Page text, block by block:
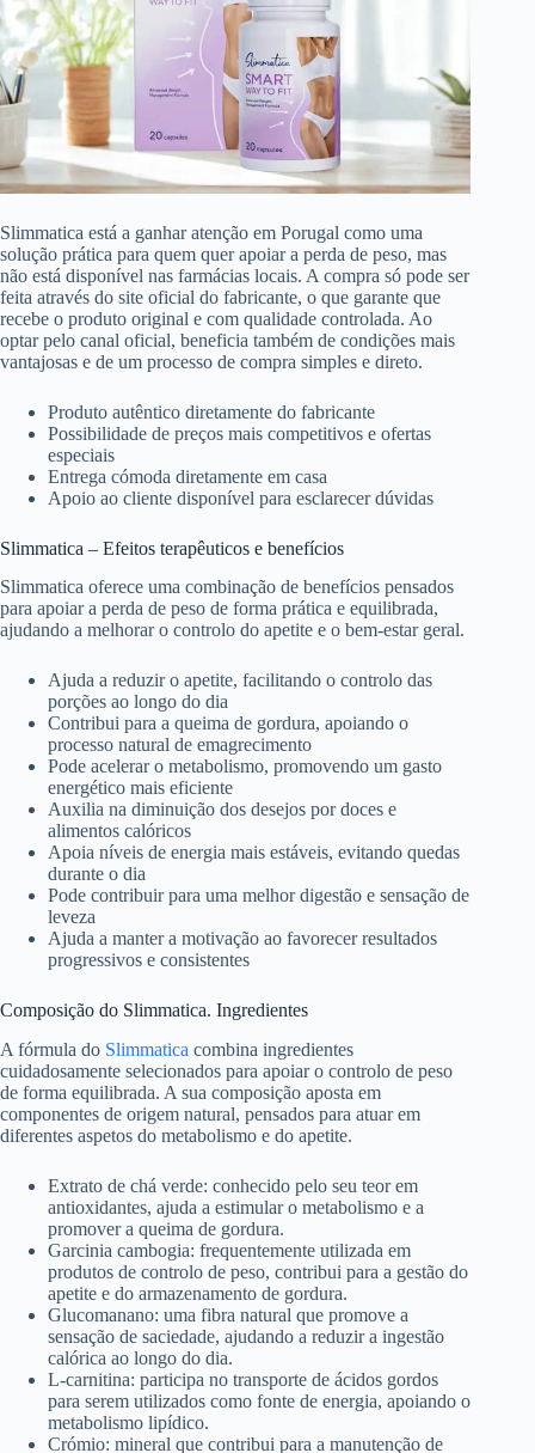
Slimmatica está a ganhar atenção em Porugal como uma
solução prática para quem quer apoiar a perda de peso, mas
não está disponível nas farmácias locais. A compra só pode ser
feita através do site oficial do fabricante, o que garante que
recebe o produto original e com qualidade controlada. Ao
optar pelo canal oficial, beneficia também de condições mais
vantajosas e de um processo de compra simples e direto.
Produto autêntico diretamente do fabricante
Possibilidade de preços mais competitivos e ofertas
especiais
Entrega cómoda diretamente em casa
Apoio ao cliente disponível para esclarecer dúvidas
Slimmatica – Efeitos terapêuticos e benefícios
Slimmatica oferece uma combinação de benefícios pensados
para apoiar a perda de peso de forma prática e equilibrada,
ajudando a melhorar o controlo do apetite e o bem-estar geral.
Ajuda a reduzir o apetite, facilitando o controlo das
porções ao longo do dia
Contribui para a queima de gordura, apoiando o
processo natural de emagrecimento
Pode acelerar o metabolismo, promovendo um gasto
energético mais eficiente
Auxilia na diminuição dos desejos por doces e
alimentos calóricos
Apoia níveis de energia mais estáveis, evitando quedas
durante o dia
Pode contribuir para uma melhor digestão e sensação de
leveza
Ajuda a manter a motivação ao favorecer resultados
progressivos e consistentes
Composição do Slimmatica. Ingredientes
A fórmula do Slimmatica combina ingredientes
cuidadosamente selecionados para apoiar o controlo de peso
de forma equilibrada. A sua composição aposta em
componentes de origem natural, pensados para atuar em
diferentes aspetos do metabolismo e do apetite.
Extrato de chá verde: conhecido pelo seu teor em
antioxidantes, ajuda a estimular o metabolismo e a
promover a queima de gordura.
Garcinia cambogia: frequentemente utilizada em
produtos de controlo de peso, contribui para a gestão do
apetite e do armazenamento de gordura.
Glucomanano: uma fibra natural que promove a
sensação de saciedade, ajudando a reduzir a ingestão
calórica ao longo do dia.
L-carnitina: participa no transporte de ácidos gordos
para serem utilizados como fonte de energia, apoiando o
metabolismo lipídico.
Crómio: mineral que contribui para a manutenção de